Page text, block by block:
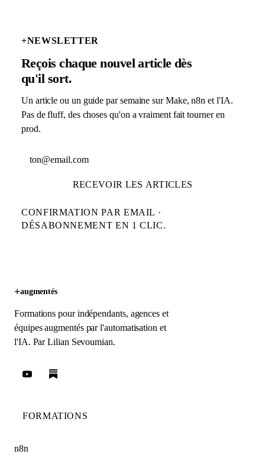
+NEWSLETTER
Reçois chaque nouvel article dès
qu'il sort.
Un article ou un guide par semaine sur Make, n8n et l'IA.
Pas de fluff, des choses qu'on a vraiment fait tourner en
prod.
RECEVOIR LES ARTICLES
CONFIRMATION PAR EMAIL ·
DÉSABONNEMENT EN 1 CLIC.
+augmentés
Formations pour indépendants, agences et
équipes augmentés par l'automatisation et
l'IA. ParLilian Sevoumian.
FORMATIONS
n8n